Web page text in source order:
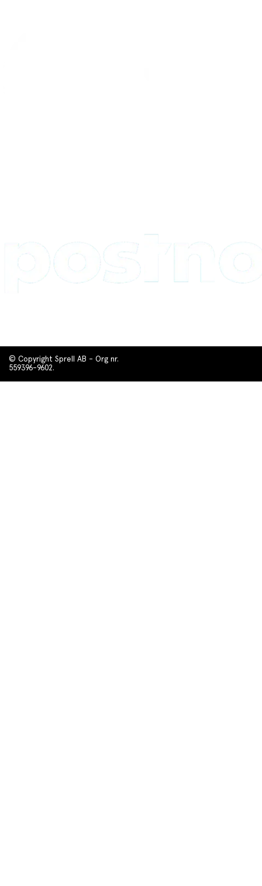
© Copyright Sprell AB - Org nr.
559396-9602.